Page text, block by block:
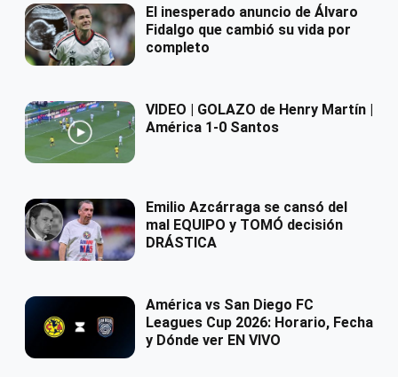
El inesperado anuncio de Álvaro
Fidalgo que cambió su vida por
completo
VIDEO | GOLAZO de Henry Martín |
América 1-0 Santos
Emilio Azcárraga se cansó del
mal EQUIPO y TOMÓ decisión
DRÁSTICA
América vs San Diego FC
Leagues Cup 2026: Horario, Fecha
y Dónde ver EN VIVO